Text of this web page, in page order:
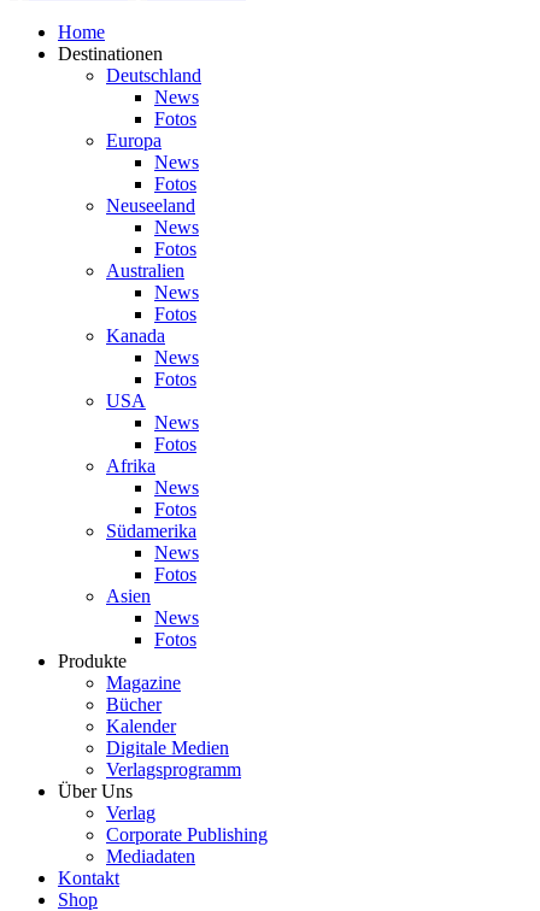
Home
Destinationen
Deutschland
News
Fotos
Europa
News
Fotos
Neuseeland
News
Fotos
Australien
News
Fotos
Kanada
News
Fotos
USA
News
Fotos
Afrika
News
Fotos
Südamerika
News
Fotos
Asien
News
Fotos
Produkte
Magazine
Bücher
Kalender
Digitale Medien
Verlagsprogramm
Über Uns
Verlag
Corporate Publishing
Mediadaten
Kontakt
Shop